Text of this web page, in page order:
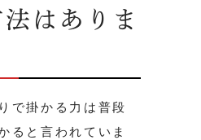
はありま
で掛かる力は普段
ると言われていま